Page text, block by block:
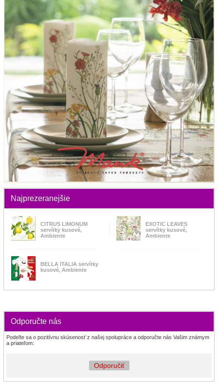
Najprezeranejšie
CITRUS LIMONUM
servítky kusové,
Ambiente
EXOTIC LEAVES
servítky kusové,
Ambiente
BELLA ITALIA servítky
kusové, Ambiente
Odporučte nás
Podeľte sa o pozitívnu skúsenosť z našej spolupráce a odporučte nás Vašim známym
a priateľom:
Odporučiť